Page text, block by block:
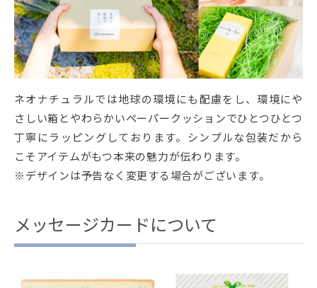
ネオナチュラルでは地球の環境にも配慮をし、環境にや
さしい箱とやわらかいペーパークッションでひとつひとつ
丁寧にラッピングしております。シンプルな包装だから
こそアイテムがもつ本来の魅力が伝わります。
※デザインは予告なく変更する場合がございます。
メッセージカードについて